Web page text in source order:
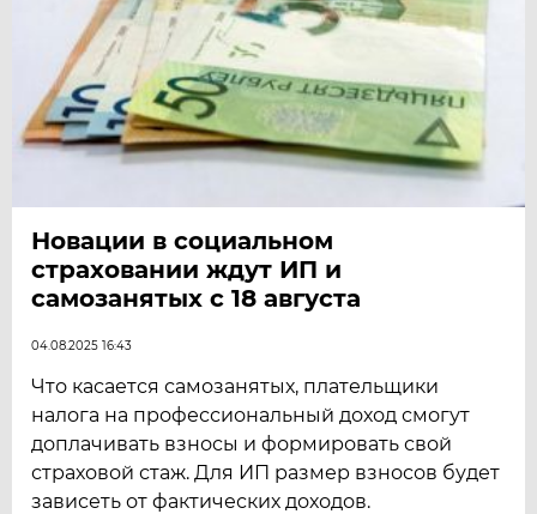
Новации в социальном
страховании ждут ИП и
самозанятых с 18 августа
04.08.2025 16:43
Что касается самозанятых, плательщики
налога на профессиональный доход смогут
доплачивать взносы и формировать свой
страховой стаж. Для ИП размер взносов будет
зависеть от фактических доходов.